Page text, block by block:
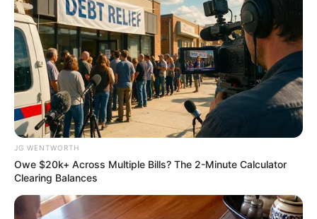
สีมงคล
แจกตาราง สีมงคลตามราศี 2569 ประจำ
เดือนสิงหาคม โดย อ.รักษ์ เลขเด็ด
ดูดวงรายเดือน ดูเพิ่มเติม
JG WENTWORTH
Owe $20k+ Across Multiple Bills? The 2-Minute Calculator
Clearing Balances